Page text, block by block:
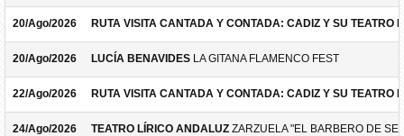
20/Ago/2026 RUTA VISITA CANTADA Y CONTADA: CADIZ Y SU TEATRO
20/Ago/2026 LUCÍA BENAVIDES LA GITANA FLAMENCO FEST
22/Ago/2026 RUTA VISITA CANTADA Y CONTADA: CADIZ Y SU TEATRO
24/Ago/2026 TEATRO LÍRICO ANDALUZ ZARZUELA "EL BARBERO DE